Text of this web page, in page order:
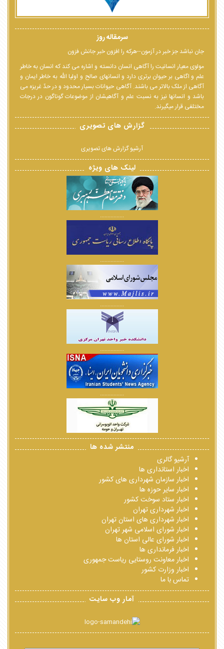
سرمقاله روز
جان نباشد جز خبر در آزمون--هرکه را افزون خبر جانش فزون
مولوی معیار انسانیت را آگاهی انسان دانسته و اشاره می کند که انسان به خاطر
علم و اگاهی بر حیوان برتری دارد و انسانهای صالح و اولیا الله به خاطر ایمان و
آگاهی از ملک بالاتر می باشند. آگاهی حیوانات بسیار محدود و در حدّ غریزه می
باشد و انسانها نیز به نسبت علم و آگاهیشان از موضوعات گوناگون در درجات
مختلفی قرار میگیرند.
گزارش های تصویری
آرشیو گزارش های تصویری
لینک های ویژه
................
................
................
................
................
منتشر شده ها
آرشیو گالری
اخبار استانداری ها
اخبار سازمان شهرداری های کشور
اخبار سایر حوزه ها
اخبار ستاد سوخت کشور
اخبار شهرداری تهران
اخبار شهرداری های استان تهران
اخبار شورای اسلامی شهر تهران
اخبار شورای عالی استان ها
اخبار فرمانداری ها
اخبار معاونت روستایی ریاست جمهوری
اخبار وزارت کشور
تماس با ما
آمار وب سایت